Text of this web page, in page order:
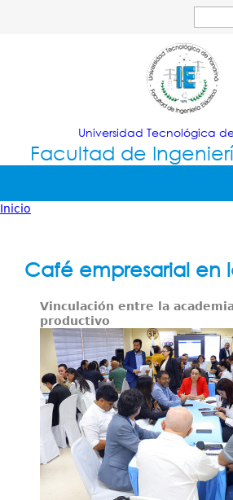
Jump to
de
Universidad Tecnológica
Facultad de
Tropical
Principal
Oferta Académica
Secretarías
Investigación
Servicios
Publicaciones
está
Inicio
Café empresarial en
Vinculación entre la
productivo